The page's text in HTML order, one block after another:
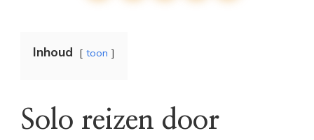
Inhoud toon
Solo reizen door